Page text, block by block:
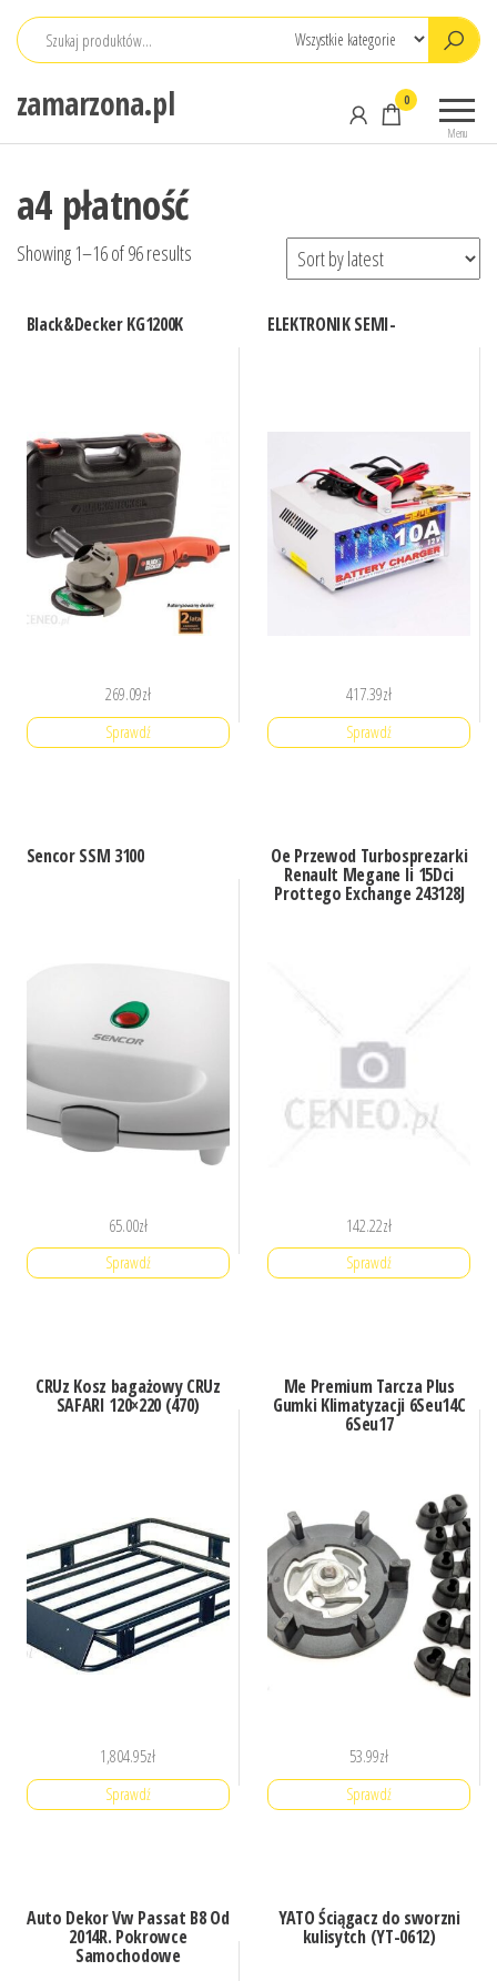
Przejdź
zamarzona.pl
Menu
0
a4 płatność
Showing 1–16 of 96 results
Black&Decker KG1200K
269.09zł
Sprawdź
ELEKTRONIK SEMI-
417.39zł
Sprawdź
Sencor SSM 3100
65.00zł
Sprawdź
Oe Przewod Turbosprezarki
Renault Megane Ii 15Dci
Prottego Exchange 243128J
142.22zł
Sprawdź
CRUz Kosz bagażowy CRUz
SAFARI 120×220 (470)
1,804.95zł
Sprawdź
Me Premium Tarcza Plus
Gumki Klimatyzacji 6Seu14C
6Seu17
53.99zł
Sprawdź
Auto Dekor Vw Passat B8 Od
2014R. Pokrowce
Samochodowe
YATO Ściągacz do sworzni
kulisytch (YT-0612)